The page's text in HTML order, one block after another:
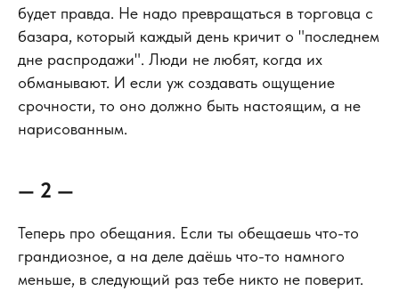
будет правда. Не надо превращаться в торговца с
базара, который каждый день кричит о "последнем
дне распродажи". Люди не любят, когда их
обманывают. И если уж создавать ощущение
срочности, то оно должно быть настоящим, а не
нарисованным.
— 2 —
Теперь про обещания. Если ты обещаешь что-то
грандиозное, а на деле даёшь что-то намного
меньше, в следующий раз тебе никто не поверит.